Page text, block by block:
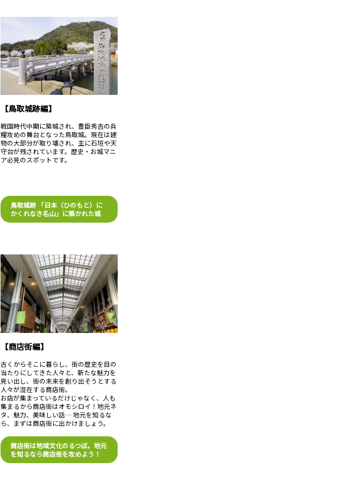
【鳥取城跡編】
戦国時代中期に築城され、豊臣秀吉の兵
糧攻めの舞台となった鳥取城。現在は建
物の大部分が取り壊され、主に石垣や天
守台が残されています。歴史・お城マニ
ア必見のスポットです。
鳥取城跡 「日本（ひのもと）に
かくれなき名山」に築かれた城
【商店街編】
古くからそこに暮らし、街の歴史を目の
当たりにしてきた人々と、新たな魅力を
見い出し、街の未来を創り出そうとする
人々が混在する商店街。
お店が集まっているだけじゃなく、人も
集まるから商店街はオモシロイ！地元ネ
タ、魅力、美味しい話… 地元を知るな
ら、まずは商店街に出かけましょう。
商店街は地域文化のるつぼ。地元
を知るなら商店街を攻めよう！